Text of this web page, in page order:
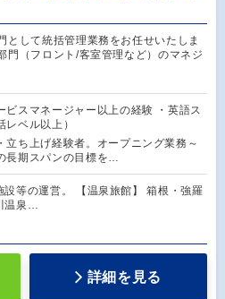
として統括管理業務をお任せいたしま
門（フロント/客室管理など）のマネジ
ビスマネージャー以上の経験 ・英語ス
レベル以上）
立ち上げ経験者。オープニング業務～
長期スパンの目標を…
設等の運営。 【温泉旅館】 箱根・強羅
温泉…
詳細を見る